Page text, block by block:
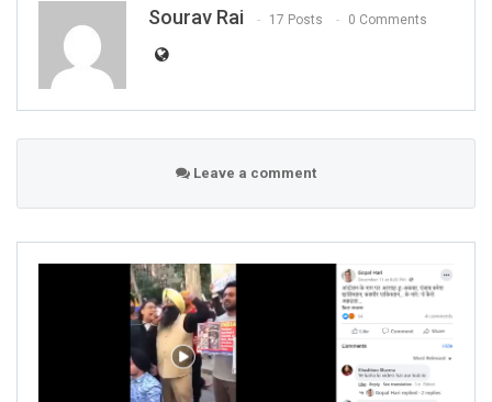
Sourav Rai 17 Posts 0 Comments
Leave a comment